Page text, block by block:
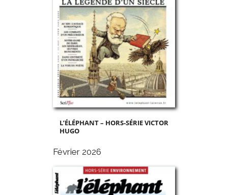
L’ÉLÉPHANT – HORS-SÉRIE VICTOR
HUGO
Février 2026